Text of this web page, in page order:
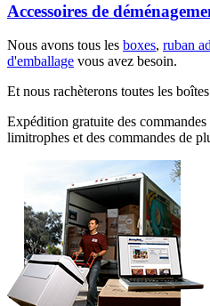
Accessoires de
Nous avons tous les boxes, ruban
d'emballage vous avez besoin.
Et nous rachèterons toutes les
Expédition gratuite des
limitrophes et des commandes de